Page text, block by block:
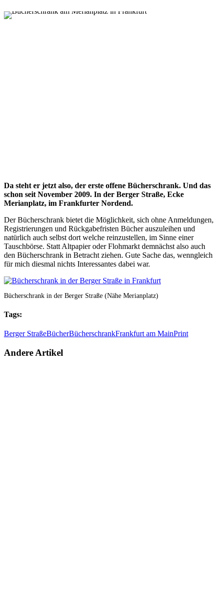
Da steht er jetzt also, der erste offene Bücherschrank. Und das
schon seit November 2009. In der Berger Straße, Ecke
Merianplatz, im Frankfurter Nordend.
Der Bücherschrank bietet die Möglichkeit, sich ohne Anmeldungen,
Registrierungen und Rückgabefristen Bücher auszuleihen und
natürlich auch selbst dort welche reinzustellen, im Sinne einer
Tauschbörse. Statt Altpapier oder Flohmarkt demnächst also auch
den Bücherschrank in Betracht ziehen. Gute Sache das, wenngleich
für mich diesmal nichts Interessantes dabei war.
Bücherschrank in der Berger Straße (Nähe Merianplatz)
Tags:
Berger StraßeBücherBücherschrankFrankfurt am MainPrint
Andere Artikel